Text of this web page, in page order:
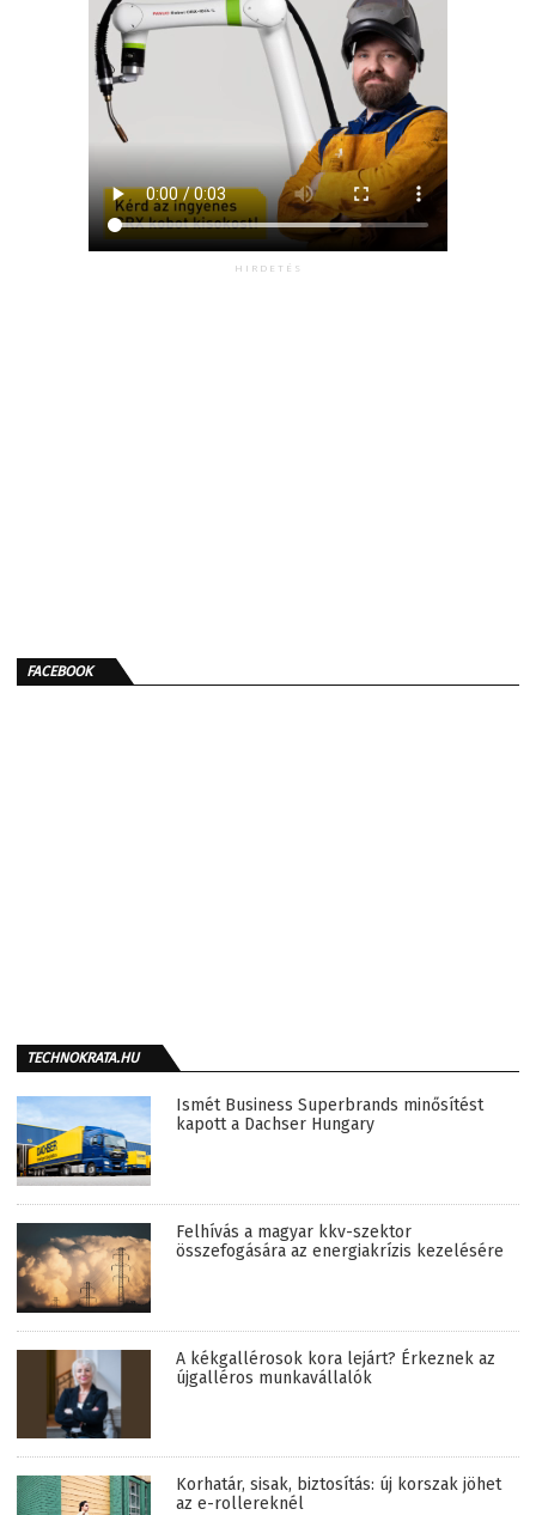
HIRDETÉS
FACEBOOK
TECHNOKRATA.HU
Ismét Business Superbrands minősítést
kapott a Dachser Hungary
Felhívás a magyar kkv-szektor
összefogására az energiakrízis kezelésére
A kékgallérosok kora lejárt? Érkeznek az
újgalléros munkavállalók
Korhatár, sisak, biztosítás: új korszak jöhet
az e-rollereknél